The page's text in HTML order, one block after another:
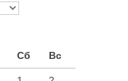
Сб Вс